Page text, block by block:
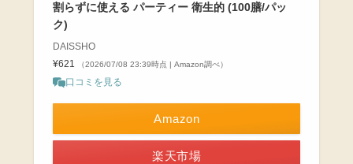
割らずに使える パーティー 衛生的 (100膳/パッ
ク)
DAISSHO
¥621
（2026/07/08 23:39時点 | Amazon調べ）
口コミを見る
Amazon
楽天市場